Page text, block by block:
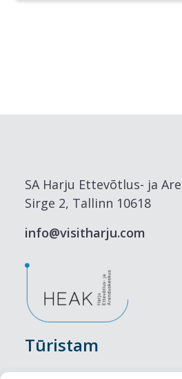
SA Harju Ettevõtlus- ja
Sirge 2, Tallinn 10618
info@visitharju.com
Tūristam